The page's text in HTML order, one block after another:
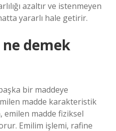
azaltır ve istenmeyen
yararlı hale getirir.
demek
bir maddeye
madde karakteristik
madde fiziksel
Emilim işlemi, rafine